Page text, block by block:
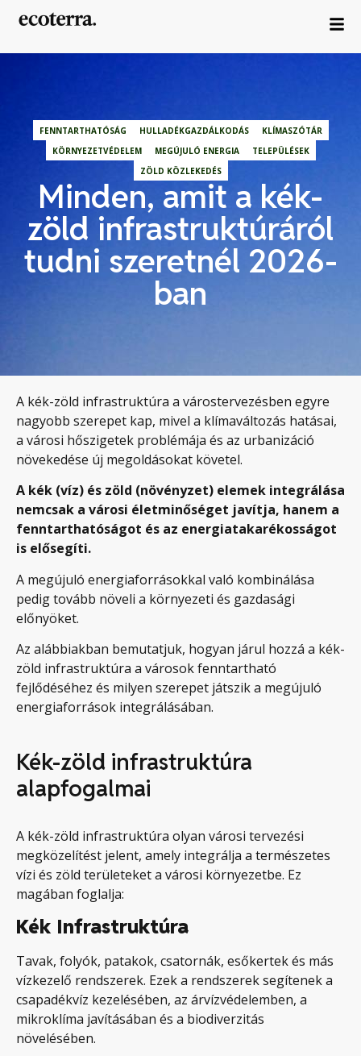
FENNTARTHATÓSÁG HULLADÉKGAZDÁLKODÁS
KLÍMASZÓTÁR
KÖRNYEZETVÉDELEM
MEGÚJULÓ ENERGIA
TELEPÜLÉSEK
ZÖLD KÖZLEKEDÉS
Minden, amit a kék-
zöld infrastruktúráról
tudni szeretnél 2026-
ban
A kék-zöld infrastruktúra a várostervezésben egyre
nagyobb szerepet kap, mivel a klímaváltozás hatásai,
a városi hőszigetek problémája és az urbanizáció
növekedése új megoldásokat követel.
A kék (víz) és zöld (növényzet) elemek integrálása
nemcsak a városi életminőséget javítja, hanem a
fenntarthatóságot és az energiatakarékosságot
is elősegíti.
A megújuló energiaforrásokkal való kombinálása
pedig tovább növeli a környezeti és gazdasági
előnyöket.
Az alábbiakban bemutatjuk, hogyan járul hozzá a kék-
zöld infrastruktúra a városok fenntartható
fejlődéséhez és milyen szerepet játszik a megújuló
energiaforrások integrálásában.
Kék-zöld infrastruktúra
alapfogalmai
A kék-zöld infrastruktúra olyan városi tervezési
megközelítést jelent, amely integrálja a természetes
vízi és zöld területeket a városi környezetbe. Ez
magában foglalja:
Kék Infrastruktúra
Tavak, folyók, patakok, csatornák, esőkertek és más
vízkezelő rendszerek. Ezek a rendszerek segítenek a
csapadékvíz kezelésében, az árvízvédelemben, a
mikroklíma javításában és a biodiverzitás
növelésében.